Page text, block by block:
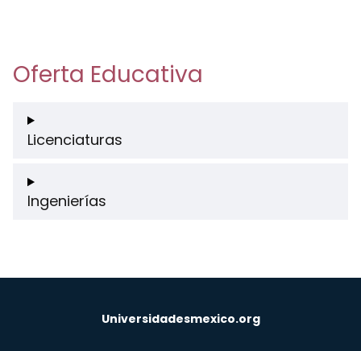
Oferta Educativa
Licenciaturas
Ingenierías
Universidadesmexico.org